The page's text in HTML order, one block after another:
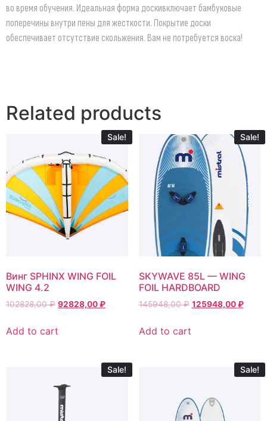
во время обучения. Идеальная форма доскивключает бамбуковые
поперечины внутри пены для жесткости. Покрытие доски
обеспечивает отсутствие скольжения. Вам не потребуется воска!
Related products
Sale!
Винг SPHINX WING FOIL
WING 4.2
102828,00₽ 92828,00₽
Add to cart
Sale!
SKYWAVE 85L — WING
FOIL HARDBOARD
145948,00₽ 125948,00₽
Add to cart
Sale! Sale!